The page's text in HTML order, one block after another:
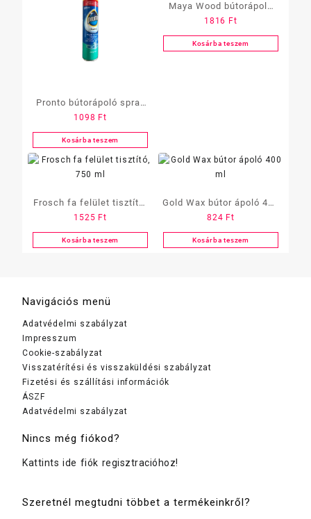
Pronto bútorápoló spray
250ml „Multi Surface”
kék
1098 Ft
Kosárba teszem
Maya Wood bútorápoló
750 ml
1816 Ft
Kosárba teszem
Frosch fa felület tisztító,
750 ml
1525 Ft
Kosárba teszem
Gold Wax bútor ápoló 400
ml
824 Ft
Kosárba teszem
Navigációs menü
Adatvédelmi szabályzat
Impresszum
Cookie-szabályzat
Visszatérítési és visszaküldési szabályzat
Fizetési és szállítási információk
ÁSZF
Adatvédelmi szabályzat
Nincs még fiókod?
Kattints ide fiók regisztracióhoz!
Szeretnél megtudni többet a termékeinkről?